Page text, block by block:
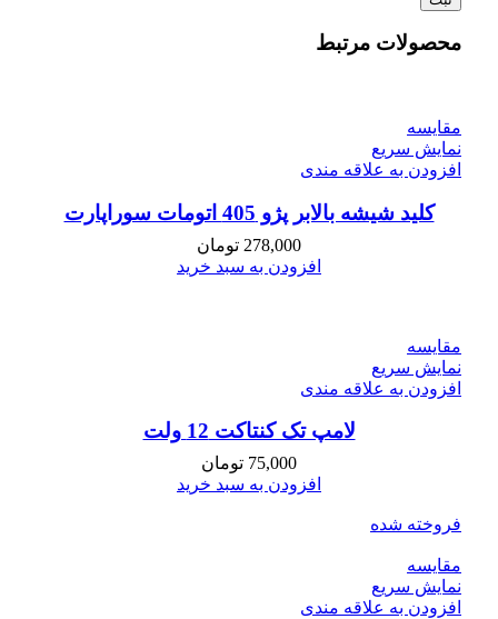
محصولات مرتبط
مقايسه
نمایش سریع
افزودن به علاقه مندی
کلید شیشه بالابر پژو 405 اتومات سوراپارت
278,000 تومان
افزودن به سبد خرید
مقايسه
نمایش سریع
افزودن به علاقه مندی
لامپ تک کنتاکت 12 ولت
75,000 تومان
افزودن به سبد خرید
فروخته شده
مقايسه
نمایش سریع
افزودن به علاقه مندی